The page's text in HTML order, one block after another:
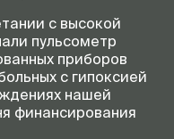
с высокой
пульсометр
приборов
с гипоксией
нашей
финансирования